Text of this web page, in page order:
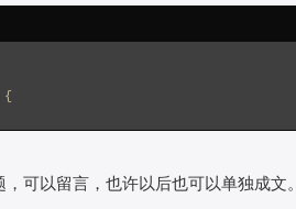
{
可以留言，也许以后也可以单独成文。